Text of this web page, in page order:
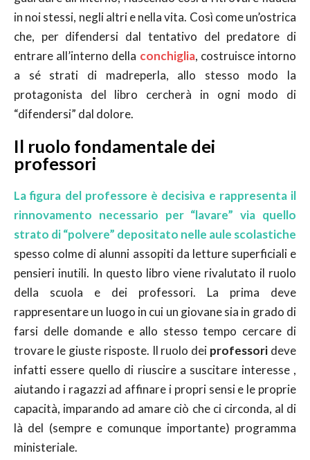
in noi stessi, negli altri e nella vita. Così come un’ostrica
che, per difendersi dal tentativo del predatore di
entrare all’interno della conchiglia, costruisce intorno
a sé strati di madreperla, allo stesso modo la
protagonista del libro cercherà in ogni modo di
“difendersi” dal dolore.
Il ruolo fondamentale dei
professori
La figura del professore è decisiva e rappresenta il
rinnovamento necessario per “lavare” via quello
strato di “polvere” depositato nelle aule scolastiche
spesso colme di alunni assopiti da letture superficiali e
pensieri inutili. In questo libro viene rivalutato il ruolo
della scuola e dei professori. La prima deve
rappresentare un luogo in cui un giovane sia in grado di
farsi delle domande e allo stesso tempo cercare di
trovare le giuste risposte. Il ruolo dei professori deve
infatti essere quello di riuscire a suscitare interesse ,
aiutando i ragazzi ad affinare i propri sensi e le proprie
capacità, imparando ad amare ciò che ci circonda, al di
là del (sempre e comunque importante) programma
ministeriale.